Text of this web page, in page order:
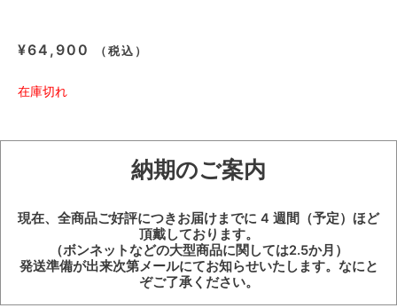
¥64,900 （税込）
在庫切れ
納期のご案内
現在、全商品ご好評につきお届けまでに 4 週間（予定）ほど
頂戴しております。
（ボンネットなどの大型商品に関しては2.5か月）
発送準備が出来次第メールにてお知らせいたします。なにと
ぞご了承ください。